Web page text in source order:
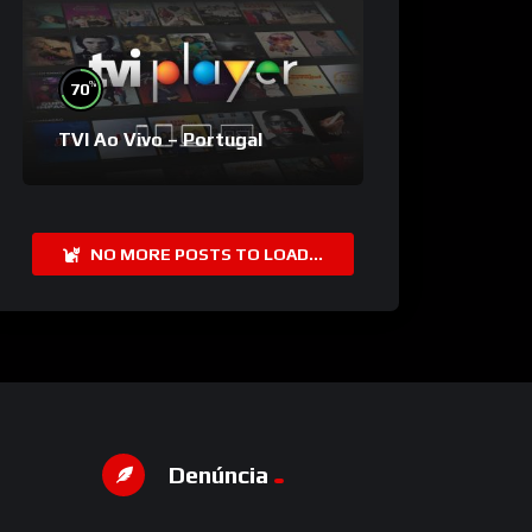
70%
TVI Ao Vivo – Portugal
NO MORE POSTS TO LOAD...
Denúncia